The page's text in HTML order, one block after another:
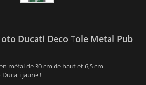
Ducati Deco Tole Metal Pub
métal de 30 cm de haut et 6,5 cm
jaune !